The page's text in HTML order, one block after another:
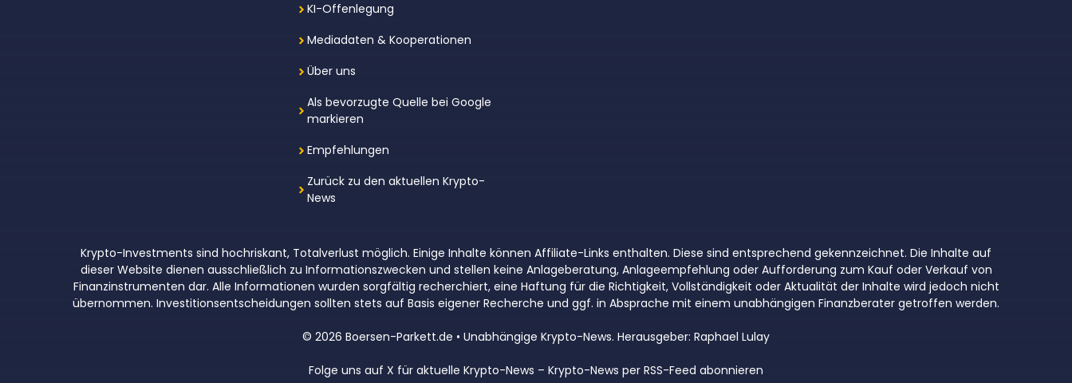
KI-Offenlegung
Mediadaten & Kooperationen
Über uns
Als bevorzugte Quelle bei Google
markieren
Empfehlungen
Zurück zu den aktuellen Krypto-
News
Krypto-Investments sind hochriskant, Totalverlust möglich. Einige Inhalte können Affiliate-Links enthalten. Diese sind entsprechend gekennzeichnet. Die Inhalte auf
dieser Website dienen ausschließlich zu Informationszwecken und stellen keine Anlageberatung, Anlageempfehlung oder Aufforderung zum Kauf oder Verkauf von
Finanzinstrumenten dar. Alle Informationen wurden sorgfältig recherchiert, eine Haftung für die Richtigkeit, Vollständigkeit oder Aktualität der Inhalte wird jedoch nicht
übernommen. Investitionsentscheidungen sollten stets auf Basis eigener Recherche und ggf. in Absprache mit einem unabhängigen Finanzberater getroffen werden.
© 2026 Boersen-Parkett.de • Unabhängige Krypto-News. Herausgeber: Raphael Lulay
Folge uns auf X für aktuelle Krypto-News – Krypto-News per RSS-Feed abonnieren